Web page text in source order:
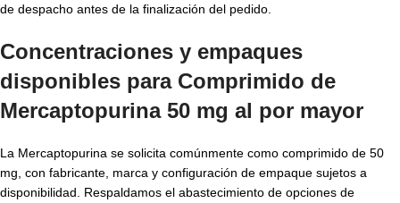
de despacho antes de la finalización del pedido.
Concentraciones y empaques
disponibles para Comprimido de
Mercaptopurina 50 mg al por mayor
La Mercaptopurina se solicita comúnmente como comprimido de 50
mg, con fabricante, marca y configuración de empaque sujetos a
disponibilidad. Respaldamos el abastecimiento de opciones de